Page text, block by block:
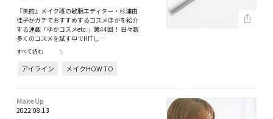
『美的』メイク班の敏腕エディター・杉浦由
佳子がガチでおすすめするコスメほかを紹介
する連載「ゆかコスメetc.」第44回！ 日々数
多くのコスメを試す中でHITし…
すべて読む
アイライン メイクHOW TO
Make Up
2022.08.13